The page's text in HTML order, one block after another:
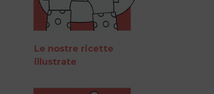
Le nostre ricette
illustrate